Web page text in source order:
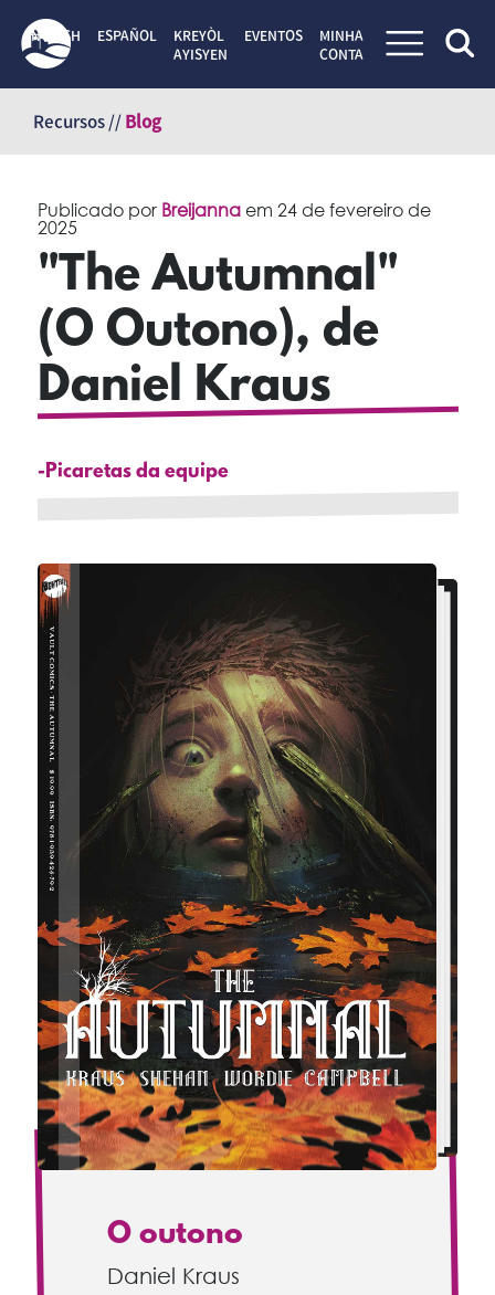
para
conteúdo
ENGLISH ESPAÑOL
KREYÒL
AYISYEN
EVENTOS
MINHA
CONTA
Recursos //Blog
Publicado por Breijannaem 24 de fevereiro de
2025
"The Autumnal"
(O Outono), de
Daniel Kraus
-Picaretas da equipe
O outono
Daniel Kraus